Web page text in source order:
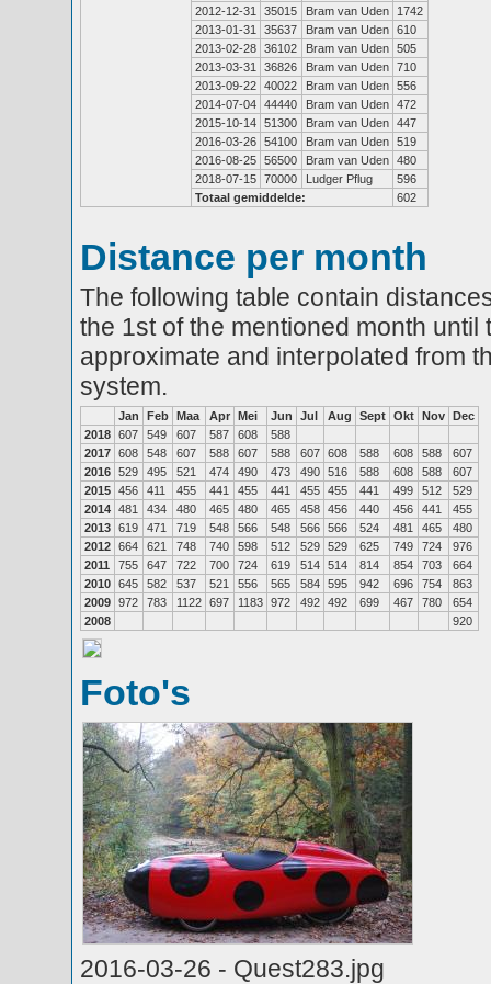
2012-12-31
35015 Bram van Uden
1742
2013-01-31
35637 Bram van Uden 610
2013-02-28 36102 Bram van Uden 505
2013-03-31
36826 Bram van Uden 710
2013-09-22 40022 Bram van Uden 556
2014-07-04 44440 Bram van Uden 472
2015-10-14 51300 Bram van Uden 447
2016-03-26 54100 Bram van Uden 519
2016-08-25 56500 Bram van Uden 480
2018-07-15 70000 Ludger Pflug
596
Totaal gemiddelde:
602
Distance per month
The following table contain
the 1st of the mentioned month
approximate and interpolated from
system.
Jan Feb Maa Apr Mei Jun Jul Aug Sept Okt Nov Dec
2018 607 549 607 587 608
588
2017 608 548 607 588 607 588 607 608 588 608 588
607
2016 529 495 521 474 490 473 490 516 588 608 588
607
2015 456 411 455 441 455 441 455 455 441 499 512
529
2014 481 434 480 465 480 465 458 456 440 456 441
455
2013 619 471 719 548 566 548 566 566 524 481 465
480
2012 664 621 748 740 598 512 529 529 625 749 724
976
2011
755 647 722 700 724 619 514 514 814 854 703
664
2010 645 582 537 521 556 565 584 595 942 696 754
863
2009 972 783 1122 697 1183 972 492 492 699 467 780
654
2008
920
Foto's
2016-03-26 - Quest283.jpg